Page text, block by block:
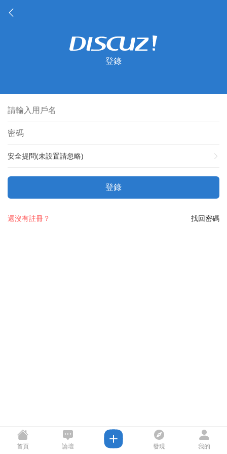
登錄
安全提問(未設置請忽略)
登錄
找回密碼
還沒有註冊？
首頁 論壇 發現 我的